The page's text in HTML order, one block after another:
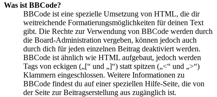
Was ist BBCode?
BBCode ist eine spezielle Umsetzung von HTML, die dir
weitreichende Formatierungsmöglichkeiten für deinen Text
gibt. Die Rechte zur Verwendung von BBCode werden durch
die Board-Administration vergeben, können jedoch auch
durch dich für jeden einzelnen Beitrag deaktiviert werden.
BBCode ist ähnlich wie HTML aufgebaut, jedoch werden
Tags von eckigen („[“ und „]“) statt spitzen („<“ und „>“)
Klammern eingeschlossen. Weitere Informationen zu
BBCode findest du auf einer speziellen Hilfe-Seite, die von
der Seite zur Beitragserstellung aus zugänglich ist.